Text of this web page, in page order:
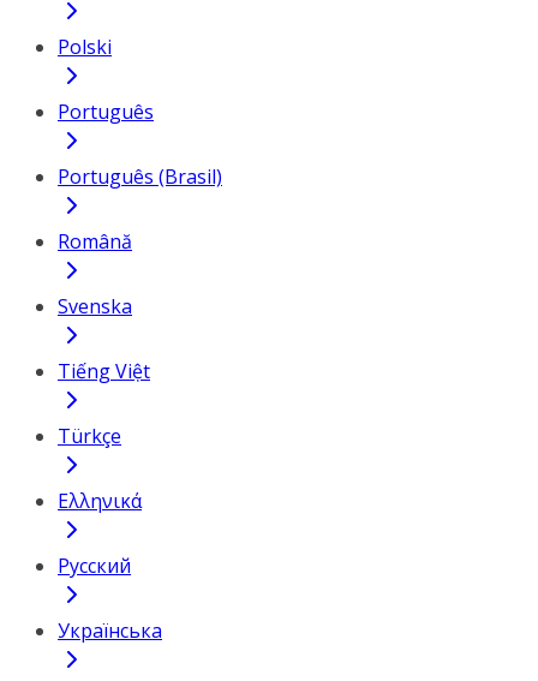
Polski
Português
Português (Brasil)
Română
Svenska
Tiếng Việt
Türkçe
Ελληνικά
Русский
Українська